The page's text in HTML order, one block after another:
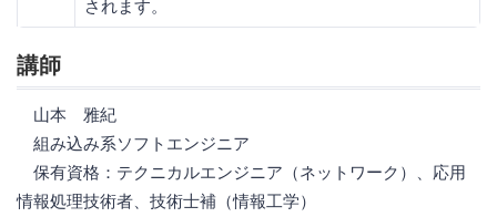
されます。
講師
山本 雅紀
組み込み系ソフトエンジニア
保有資格：テクニカルエンジニア（ネットワーク）、応用
情報処理技術者、技術士補（情報工学）